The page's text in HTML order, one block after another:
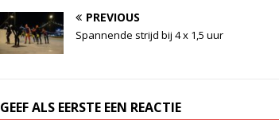
PREVIOUS
Spannende strijd bij 4 x 1,5 uur
GEEF ALS EERSTE EEN REACTIE